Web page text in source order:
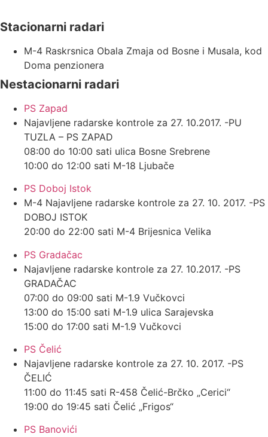
Stacionarni radari
M-4 Raskrsnica Obala Zmaja od Bosne i Musala, kod
Doma penzionera
Nestacionarni radari
PS Zapad
Najavljene radarske kontrole za 27. 10.2017. -PU
TUZLA – PS ZAPAD
08:00 do 10:00 sati ulica Bosne Srebrene
10:00 do 12:00 sati M-18 Ljubače
PS Doboj Istok
M-4 Najavljene radarske kontrole za 27. 10. 2017. -PS
DOBOJ ISTOK
20:00 do 22:00 sati M-4 Brijesnica Velika
PS Gradačac
Najavljene radarske kontrole za 27. 10.2017. -PS
GRADAČAC
07:00 do 09:00 sati M-1.9 Vučkovci
13:00 do 15:00 sati M-1.9 ulica Sarajevska
15:00 do 17:00 sati M-1.9 Vučkovci
PS Čelić
Najavljene radarske kontrole za 27. 10. 2017. -PS
ČELIĆ
11:00 do 11:45 sati R-458 Čelić-Brčko „Cerici“
19:00 do 19:45 sati Čelić „Frigos“
PS Banovići